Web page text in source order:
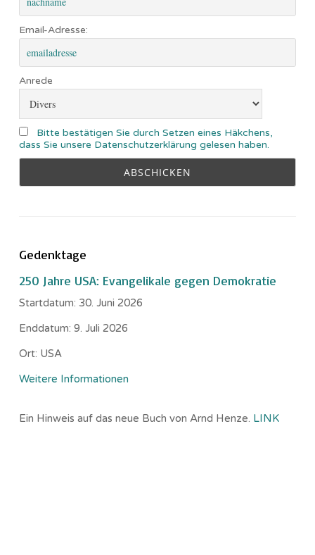
Email-Adresse:
Anrede
Bitte bestätigen Sie durch Setzen eines Häkchens,
dass Sie unsere Datenschutzerklärung gelesen haben.
Gedenktage
250 Jahre USA: Evangelikale gegen Demokratie
Startdatum: 30. Juni 2026
Enddatum: 9. Juli 2026
Ort: USA
Weitere Informationen
Ein Hinweis auf das neue Buch von Arnd Henze. LINK